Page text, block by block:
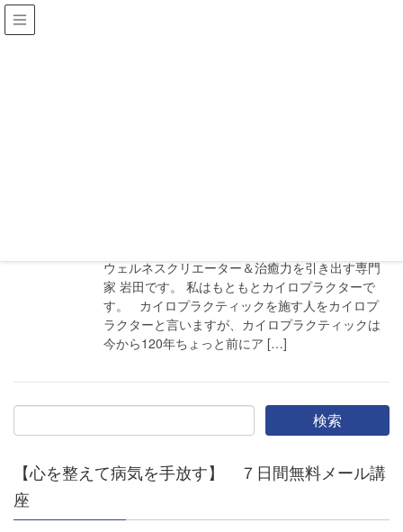
ウェルネスクリエーター＆治癒力を引き出す専門
家 岩田です。 私はもともとカイロプラクターで
す。 カイロプラクティックを施す人をカイロプ
ラクターと言いますが、カイロプラクティックは
今から120年ちょっと前にア […]
【心を整えて病気を手放す】 ７日間無料メール講
座